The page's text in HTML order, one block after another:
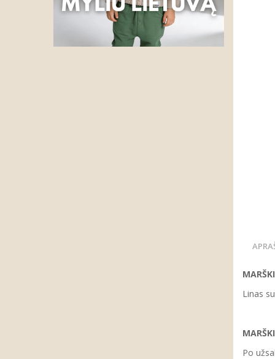
Linas
Po